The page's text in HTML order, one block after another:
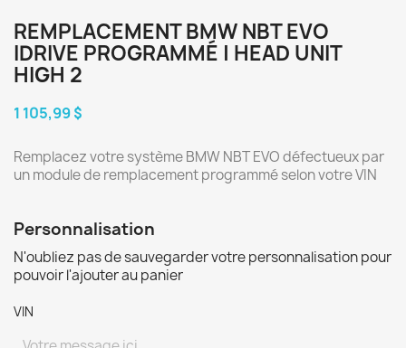
REMPLACEMENT BMW NBT EVO
IDRIVE PROGRAMMÉ | HEAD UNIT
HIGH 2
1 105,99 $
Remplacez votre système BMW NBT EVO défectueux par
un module de remplacement programmé selon votre VIN
Personnalisation
N'oubliez pas de sauvegarder votre personnalisation pour
pouvoir l'ajouter au panier
VIN